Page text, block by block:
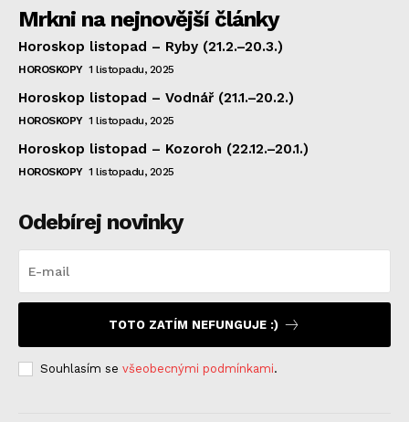
Mrkni na nejnovější články
Horoskop listopad – Ryby (21.2.–20.3.)
HOROSKOPY 1 listopadu, 2025
Horoskop listopad – Vodnář (21.1.–20.2.)
HOROSKOPY 1 listopadu, 2025
Horoskop listopad – Kozoroh (22.12.–20.1.)
HOROSKOPY 1 listopadu, 2025
Odebírej novinky
TOTO ZATÍM NEFUNGUJE :)
Souhlasím se všeobecnými podmínkami.